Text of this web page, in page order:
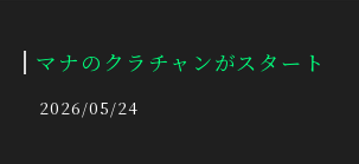
マナのクラチャンがスタート
2026/05/24